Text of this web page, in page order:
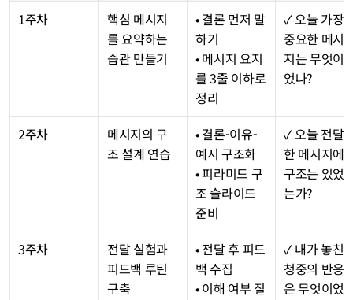
1주차
핵심 메시지
를 요약하는
습관 만들기
• 결론 먼저 말
하기
• 메시지 요지
를 3줄 이하로
정리
✓ 오늘 가장
중요한 메시
지는 무엇이
었나?
2주차
메시지의 구
조 설계 연습
• 결론-이유-
예시 구조화
• 피라미드 구
조 슬라이드
준비
✓ 오늘 전달
한 메시지에
구조는 있었
는가?
3주차
전달 실험과
피드백 루틴
구축
• 전달 후 피드
백 수집
• 이해 여부 질
✓ 내가 놓친
청중의 반응
은 무엇이었